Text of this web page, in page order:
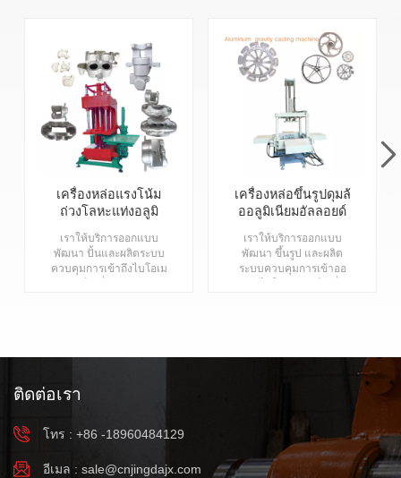
เครื่องหล่อแรงโน้ม
ถ่วงโลหะแท่งอลูมิ
เนียมสำหรับผลิต
ภัณฑ์อลูมิเนียม
สังกะสี
เราให้บริการออกแบบ
พัฒนา ปั้นและผลิตระบบ
ควบคุมการเข้าถึงไบโอเม
กำหนดเอง เครื่องหล่อแรง
หล่อแรงโน้มถ่วงจีนใหม่
หล่อแรงโน้มถ่วงแบบหล่อ
ถ่วงแบบกำหนดเองด้วยอ
เครื่องหล่อขึ้นรูปดุมล้
ออลูมิเนียมอัลลอยด์
แบบแรงโน้มถ่วง
เราให้บริการออกแบบ
พัฒนา ขึ้นรูป และผลิต
ระบบควบคุมการเข้าออ
เต็มรูปแบบแบบกำหนด
เครื่องฉีดขึ้นรูปอลูมิเนียม
โรงหล่อ เครื่องหล่อขึ้นรูป
ด้วยแรงโน้มถ่วงแบบ
ติดต่อเรา
โทร : +86 -18960484129
อีเมล : sale@cnjingdajx.com